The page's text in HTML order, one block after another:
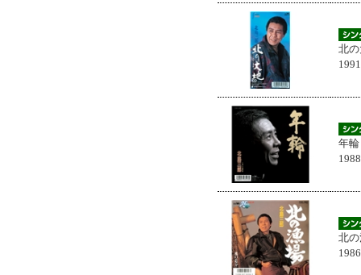
北
年輪
北